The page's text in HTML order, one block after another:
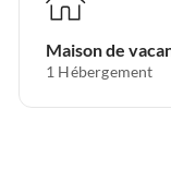
Maison de
1 Hébergement